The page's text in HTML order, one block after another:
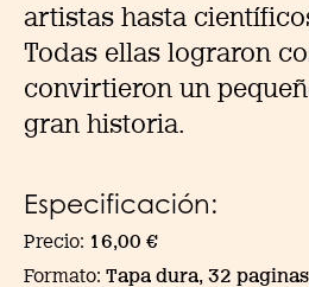
artistas hasta
Todas ellas lograron
convirtieron un
gran historia.
Especificación:
Precio: 16,00 €
Formato: Tapa dura, 32 paginas